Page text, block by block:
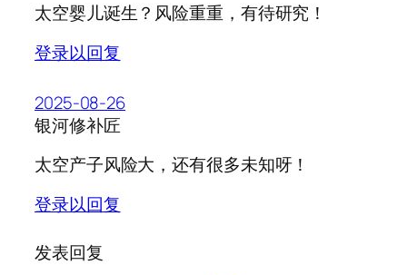
太空婴儿诞生？风险重重，有待研究！
登录以回复
2025-08-26
银河修补匠
太空产子风险大，还有很多未知呀！
登录以回复
发表回复